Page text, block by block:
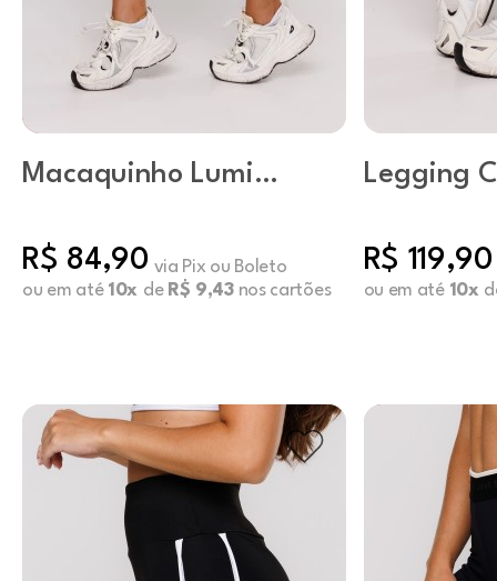
Macaquinho Lumi
R$ 84,90 via Pix ou Boleto
ou em até 10x de R$ 9,43nos cartões
Legging
R$ 119,90
ou em até 10x